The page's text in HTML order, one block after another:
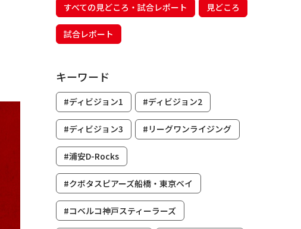
すべての見どころ・試合レポート 見どころ
試合レポート
キーワード
#ディビジョン1 #ディビジョン2
#ディビジョン3 #リーグワンライジング
#浦安D-Rocks
#クボタスピアーズ船橋・東京ベイ
#コベルコ神戸スティーラーズ